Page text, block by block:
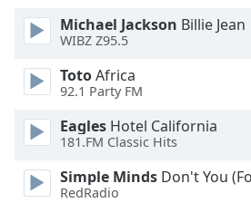
dialog
subtitles
selected
Audio
Track
Picture-
in-
Picture
Michael Jackson Billie Jean
WIBZ Z95.5
TotoAfrica
92.1 Party FM
Eagles Hotel California
181.FM Classic Hits
Simple Minds Don't You
RedRadio